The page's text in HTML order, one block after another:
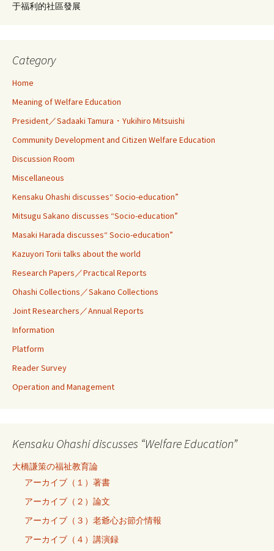
于福利的社區發展
Category
Home
Meaning of Welfare Education
President／Sadaaki Tamura・Yukihiro Mitsuishi
Community Development and Citizen Welfare Education
Discussion Room
Miscellaneous
Kensaku Ohashi discusses“ Socio-education”
Mitsugu Sakano discusses “Socio-education”
Masaki Harada discusses“ Socio-education”
Kazuyori Torii talks about the world
Research Papers／Practical Reports
Ohashi Collections／Sakano Collections
Joint Researchers／Annual Reports
Information
Platform
Reader Survey
Operation and Management
Kensaku Ohashi discusses “Welfare Education”
大橋謙策の福祉教育論
アーカイブ（１）著書
アーカイブ（２）論文
アーカイブ（３）老爺心お節介情報
アーカイブ（４）講演録